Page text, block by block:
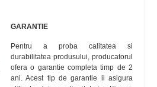
GARANTIE
Pentru a proba calitatea si
durabilitatea produsului, producatorul
ofera o garantie completa timp de 2
ani. Acest tip de garantie ii asigura